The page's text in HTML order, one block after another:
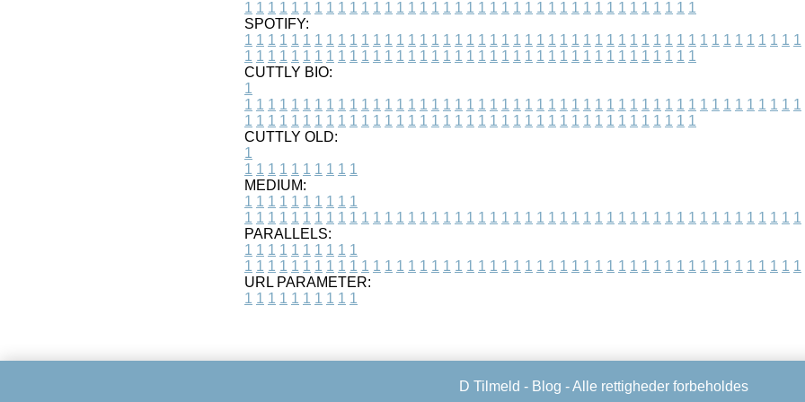
1 1 1 1 1 1 1 1 1 1 1 1 1 1 1 1 1 1 1 1 1 1 1 1 1 1 1 1 1 1 1 1 1 1 1 1 1 1 1
SPOTIFY:
1 1 1 1 1 1 1 1 1 1 1 1 1 1 1 1 1 1 1 1 1 1 1 1 1 1 1 1 1 1 1 1 1 1 1 1 1 1 1 1 1 1 1 1 1 1 1 1
1 1 1 1 1 1 1 1 1 1 1 1 1 1 1 1 1 1 1 1 1 1 1 1 1 1 1 1 1 1 1 1 1 1 1 1 1 1 1
CUTTLY BIO:
1
1 1 1 1 1 1 1 1 1 1 1 1 1 1 1 1 1 1 1 1 1 1 1 1 1 1 1 1 1 1 1 1 1 1 1 1 1 1 1 1 1 1 1 1 1 1 1 1
1 1 1 1 1 1 1 1 1 1 1 1 1 1 1 1 1 1 1 1 1 1 1 1 1 1 1 1 1 1 1 1 1 1 1 1 1 1 1
CUTTLY OLD:
1
1 1 1 1 1 1 1 1 1 1
MEDIUM:
1 1 1 1 1 1 1 1 1 1
1 1 1 1 1 1 1 1 1 1 1 1 1 1 1 1 1 1 1 1 1 1 1 1 1 1 1 1 1 1 1 1 1 1 1 1 1 1 1 1 1 1 1 1 1 1 1 1
PARALLELS:
1 1 1 1 1 1 1 1 1 1
1 1 1 1 1 1 1 1 1 1 1 1 1 1 1 1 1 1 1 1 1 1 1 1 1 1 1 1 1 1 1 1 1 1 1 1 1 1 1 1 1 1 1 1 1 1 1 1
URL PARAMETER:
1 1 1 1 1 1 1 1 1 1
D Tilmeld - Blog - Alle rettigheder forbeholdes